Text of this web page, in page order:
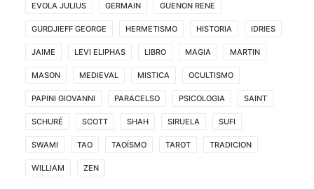
EVOLA JULIUS GERMAIN GUENON RENE
GURDJIEFF GEORGE HERMETISMO HISTORIA IDRIES
JAIME LEVI ELIPHAS LIBRO MAGIA MARTIN
MASON MEDIEVAL MISTICA OCULTISMO
PAPINI GIOVANNI PARACELSO PSICOLOGIA SAINT
SCHURÉ SCOTT SHAH SIRUELA SUFI
SWAMI TAO TAOÍSMO TAROT TRADICION
WILLIAM ZEN